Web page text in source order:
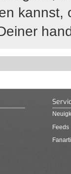
Feeds